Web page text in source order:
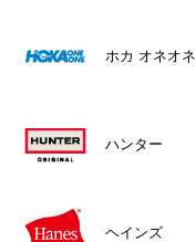
ホカ オネオネ
ハンター
ヘインズ